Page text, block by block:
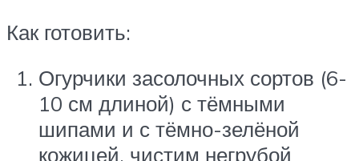
Как готовить:
Огурчики засолочных сортов (6-
10 см длиной) с тёмными
шипами и с тёмно-зелёной
кожицей, чистим негрубой